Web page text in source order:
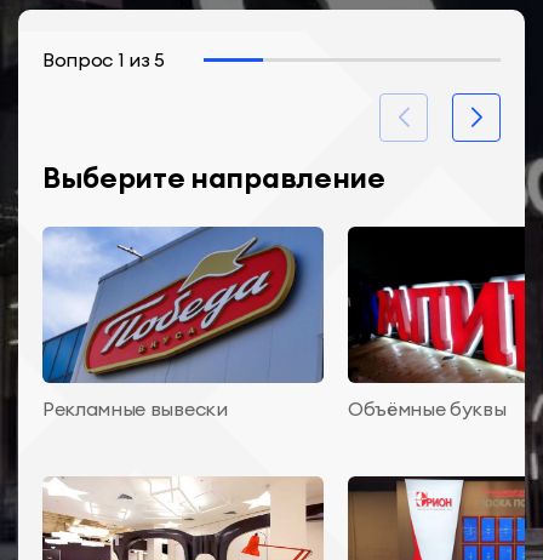
Вопрос 1 из5
Выберите направление
Рекламные вывески Объёмные буквы